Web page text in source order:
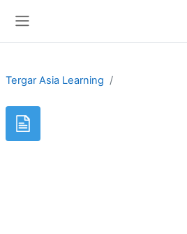
Tergar Asia Learning